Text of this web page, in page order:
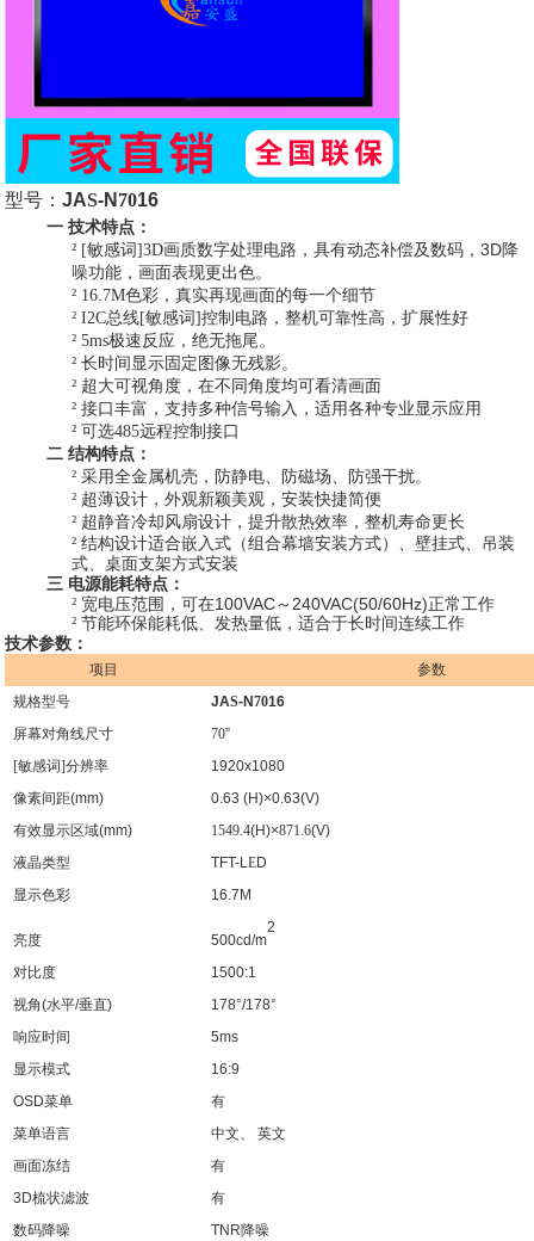
型号：JAS-N 7016
一技术特点：
² [敏感词]3D画质数字处理电路，具有动态补偿及数码，3D降
噪功能，画面表现更出色。
² 16.7M色彩，真实再现画面的每一个细节
²I2C总线[敏感词]控制电路，整机可靠性高，扩展性好
²5ms极速反应，绝无拖尾。
²长时间显示固定图像无残影。
² 超大可视角度，在不同角度均可看清画面
²接口丰富，支持多种信号输入，适用各种专业显示应用
²可选485远程控制接口
二结构特点：
²采用全金属机壳，防静电、防磁场、防强干扰。
² 超薄设计，外观新颖美观，安装快捷简便
² 超静音冷却风扇设计，提升散热效率，整机寿命更长
²结构设计适合嵌入式（组合幕墙安装方式）、壁挂式、吊装
式、桌面支架方式安装
三 电源能耗特点：
² 宽电压范围，可在100VAC ～ 240VAC(50/60Hz)正常工作
²节能环保能耗低、发热量低，适合于长时间连续工作
技术参数：
项目
参数
规格型号
JAS-N7016
屏幕对角线尺寸
70”
[敏感词]分辨率
1920x1080
像素间距(mm)
0.63 (H)×0.63(V)
有效显示区域(mm) 1549.4(H)×871.6(V)
液晶类型
TFT-LED
显示色彩
16.7M
亮度 500cd/m
2
对比度
1500:1
视角(水平/垂直)
178°/178°
响应时间
5ms
显示模式
16:9
OSD菜单
有
菜单语言
中文、
英文
画面冻结
有
3D梳状滤波
有
数码降噪
TNR降噪